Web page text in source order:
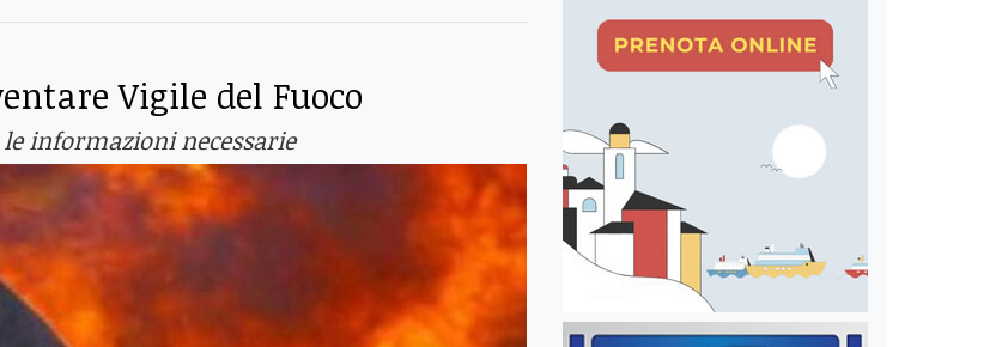
Vigile del Fuoco
informazioni necessarie